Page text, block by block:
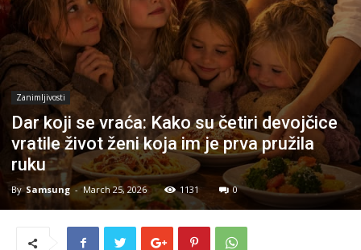
Zanimljivosti
Dar koji se vraća: Kako su četiri devojčice
vratile život ženi koja im je prva pružila
ruku
By Samsung - March 25, 2026 1131 0